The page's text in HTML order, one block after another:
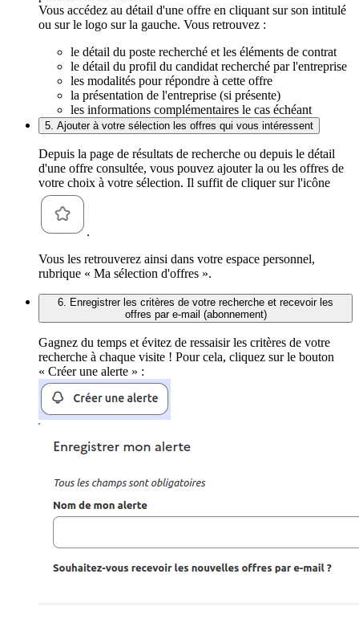
Vous accédez au détail d'une offre en cliquant sur son intitulé
ou sur le logo sur la gauche. Vous retrouvez :
le détail du poste recherché et les éléments de contrat
le détail du profil du candidat recherché par l'entreprise
les modalités pour répondre à cette offre
la présentation de l'entreprise (si présente)
les informations complémentaires le cas échéant
5. Ajouter à votre sélection les offres qui vous intéressent
Depuis la page de résultats de recherche ou depuis le détail
d'une offre consultée, vous pouvez ajouter la ou les offres de
votre choix à votre sélection. Il suffit de cliquer sur l'icône
.
Vous les retrouverez ainsi dans votre espace personnel,
rubrique « Ma sélection d'offres ».
6. Enregistrer les critères de votre recherche et recevoir les
offres par e-mail (abonnement)
Gagnez du temps et évitez de ressaisir les critères de votre
recherche à chaque visite ! Pour cela, cliquez sur le bouton
« Créer une alerte » :